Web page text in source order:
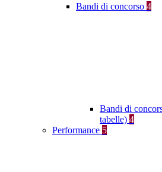
Bandi di concorso 4
Bandi di
tabelle) 4
Performance 5